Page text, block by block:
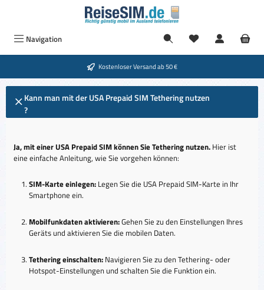
Zum Hauptinhalt springen
Navigation Du hast 0
Kostenloser Versand ab 50 €
Kann man mit der USA Prepaid SIM Tethering nutzen
?
Ja, mit einer USA Prepaid SIM können Sie Tethering nutzen. Hier ist
eine einfache Anleitung, wie Sie vorgehen können:
SIM-Karte einlegen:Legen Sie die USA Prepaid SIM-Karte in Ihr
Smartphone ein.
Mobilfunkdaten aktivieren:Gehen Sie zu den Einstellungen Ihres
Geräts und aktivieren Sie die mobilen Daten.
Tethering einschalten:Navigieren Sie zu den Tethering- oder
Hotspot-Einstellungen und schalten Sie die Funktion ein.